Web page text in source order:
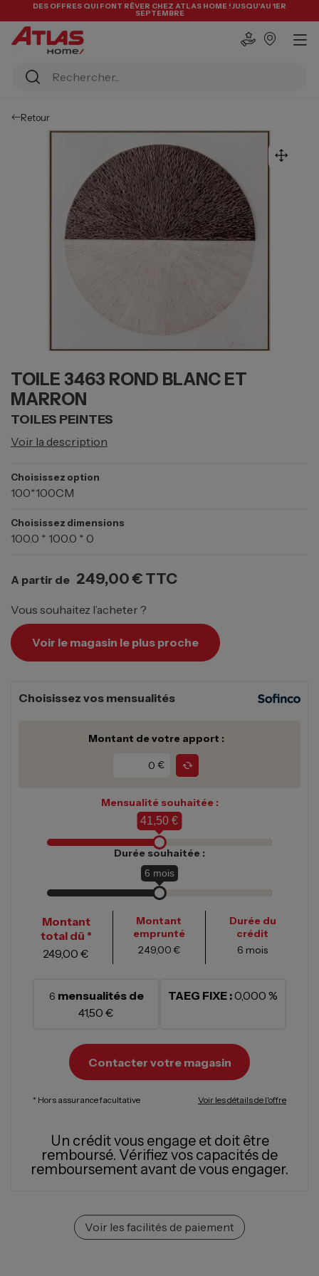
DES OFFRES QUI FONT RÊVER CHEZ ATLAS HOME ! JUSQU'AU 1ER
SEPTEMBRE
Retour
TOILE 3463 ROND BLANC ET
MARRON
TOILES PEINTES
Voir la description
Choisissez option
100*100CM
Choisissez dimensions
100.0 * 100.0 * 0
A partir de 249,00 € TTC
Vous souhaitez l’acheter ?
Voir le magasin le plus proche
Choisissez vos mensualités
Montant de votre apport :
€
Mensualité souhaitée :
41,50 €
Durée souhaitée :
6 mois
Montant
total dû *
249,00 €
Montant
emprunté
249,00 €
Durée du
crédit
6 mois
6 mensualités de
41,50 €
TAEG FIXE :0,000 %
Contacter votre magasin
* Hors assurance facultative Voir les détails de l'offre
Un crédit vous engage et doit être
remboursé. Vérifiez vos capacités de
remboursement avant de vous engager.
Voir les facilités de paiement